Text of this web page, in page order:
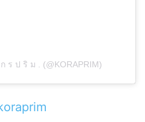
ร ป ริ ม . (@KORAPRIM)